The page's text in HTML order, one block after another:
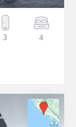
3 4